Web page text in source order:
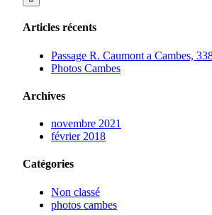
Articles récents
Passage R. Caumont a Cambes,
Photos Cambes
Archives
novembre 2021
février 2018
Catégories
Non classé
photos cambes